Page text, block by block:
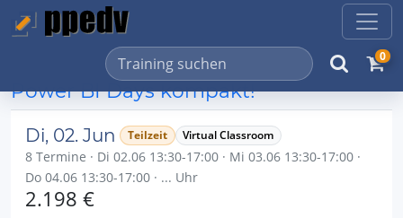
0
Power BI Days kompakt!
Di, 02. Jun Teilzeit Virtual Classroom
8 Termine · Di 02.06 13:30-17:00 · Mi 03.06 13:30-17:00 ·
Do 04.06 13:30-17:00 · ... Uhr
2.198 €